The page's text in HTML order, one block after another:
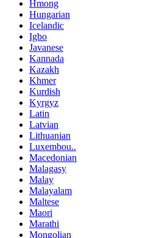
Hmong
Hungarian
Icelandic
Igbo
Javanese
Kannada
Kazakh
Khmer
Kurdish
Kyrgyz
Latin
Latvian
Lithuanian
Luxembou..
Macedonian
Malagasy
Malay
Malayalam
Maltese
Maori
Marathi
Mongolian